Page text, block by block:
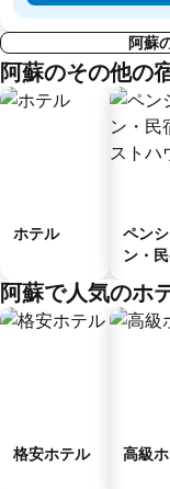
阿蘇
阿蘇のその他の
ホテル
ペン
ン・
ス
阿蘇で人気のホ
格安ホテル 高級